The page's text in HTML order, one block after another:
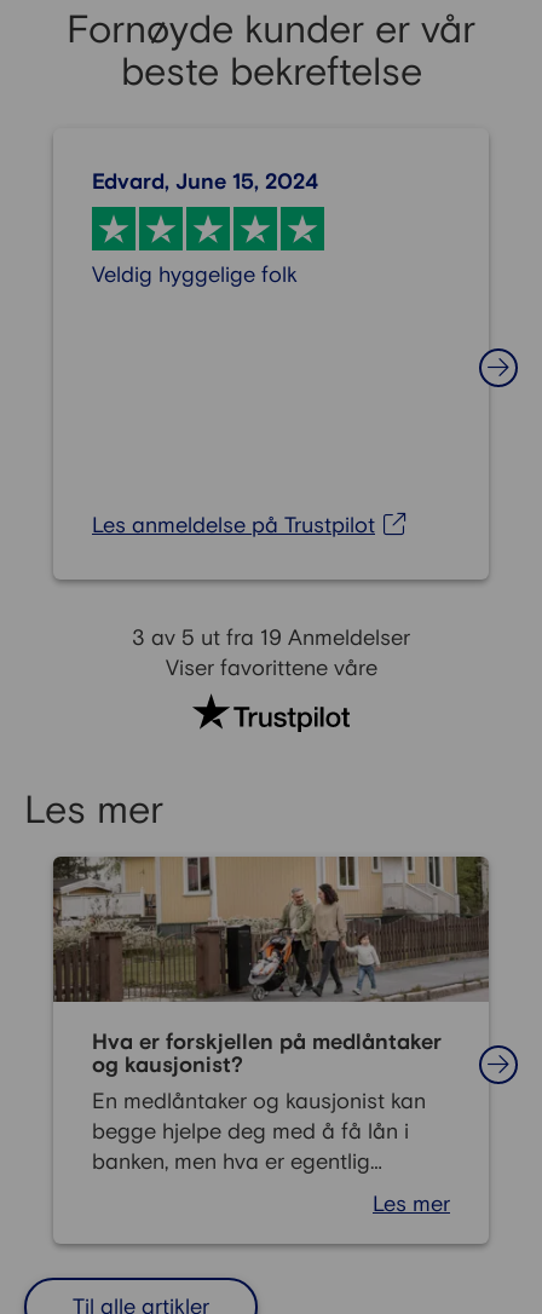
Fornøyde kunder er vår
beste bekreftelse
Edvard, June 15, 2024
Veldig hyggelige folk
Les anmeldelse på Trustpilot
3 av 5 ut fra 19 Anmeldelser
Viser favorittene våre
Les mer
Hva er forskjellen på medlåntaker
og kausjonist?
En medlåntaker og kausjonist kan
begge hjelpe deg med å få lån i
banken, men hva er egentlig
forskjellen på disse to? Hva er en
medlåntaker, og hvordan fungerer
en kausjonist i praksis? Vi ser
nærmere på begrepene, og gir deg
Les mer
Til alle artikler